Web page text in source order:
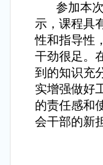
参加本次
示，课程具
性和指导性
干劲很足。
到的知识充
实增强做好
的责任感和
会干部的新